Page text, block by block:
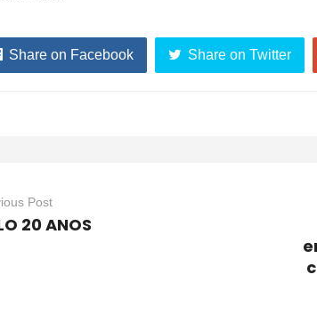
Share on Facebook Share on Twitter
Post
20 ANOS